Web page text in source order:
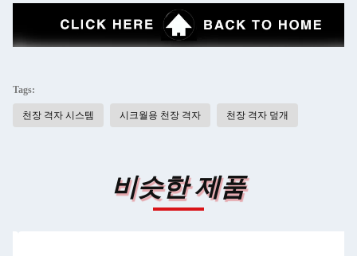
Tags:
천장 격자 시스템 시크월용 천장 격자 천장 격자 덮개
비슷한 제품